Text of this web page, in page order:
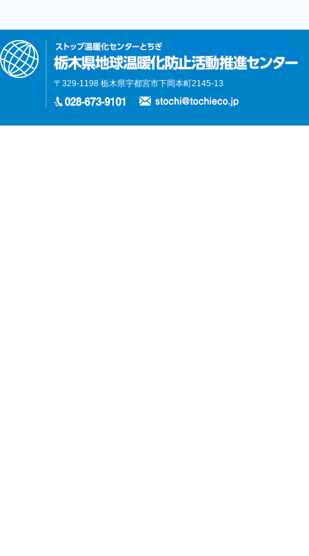
〒329-1198 栃木県宇都宮市下岡本町2145-13